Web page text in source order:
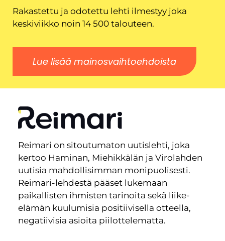
Rakastettu ja odotettu lehti ilmestyy joka
keskiviikko noin 14 500 talouteen.
Lue lisää mainosvaihtoehdoista
Reimari on sitoutumaton uutislehti, joka
kertoo Haminan, Miehikkälän ja Virolahden
uutisia mahdollisimman monipuolisesti.
Reimari-lehdestä pääset lukemaan
paikallisten ihmisten tarinoita sekä liike-
elämän kuulumisia positiivisella otteella,
negatiivisia asioita piilottelematta.